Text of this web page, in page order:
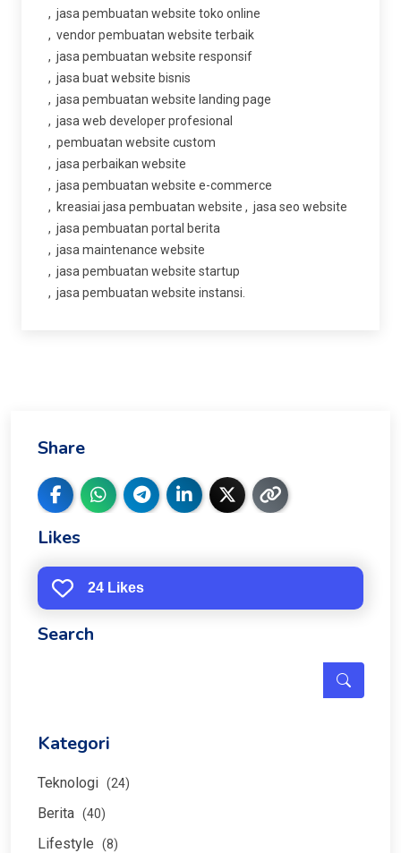
jasa pembuatan website toko online
vendor pembuatan website terbaik
jasa pembuatan website responsif
jasa buat website bisnis
jasa pembuatan website landing page
jasa web developer profesional
pembuatan website custom
jasa perbaikan website
jasa pembuatan website e-commerce
kreasiai jasa pembuatan website
jasa seo website
jasa pembuatan portal berita
jasa maintenance website
jasa pembuatan website startup
jasa pembuatan website instansi.
Share
Likes
24 Likes
Search
Kategori
Teknologi (24)
Berita (40)
Lifestyle (8)